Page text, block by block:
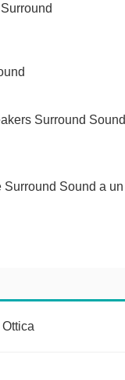
Surround Sound
Sound a un
Ottica